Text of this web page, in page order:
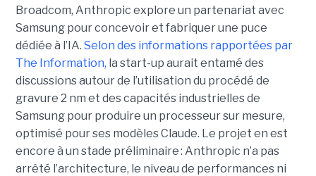
Broadcom, Anthropic explore un partenariat avec
Samsung pour concevoir et fabriquer une puce
dédiée à l’IA. Selon des informations rapportées par
The Information, la start-up aurait entamé des
discussions autour de l’utilisation du procédé de
gravure 2 nm et des capacités industrielles de
Samsung pour produire un processeur sur mesure,
optimisé pour ses modèles Claude. Le projet en est
encore à un stade préliminaire : Anthropic n’a pas
arrêté l’architecture, le niveau de performances ni